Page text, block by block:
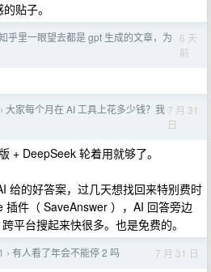
贴子。
乎里一眼望去都是 gpt 生成的文章，为
6 天
前
› 大家每个月在 AI 工具上花多少钱？我 7 月 31
日
+ DeepSeek 轮着用就够了。
的好答案，过几天想找回来特别费时
件（ SaveAnswer ），AI 回答旁边
平台搜起来快很多。也是免费的。
› 有人看了年会不能停 2 吗 7 月 31 日